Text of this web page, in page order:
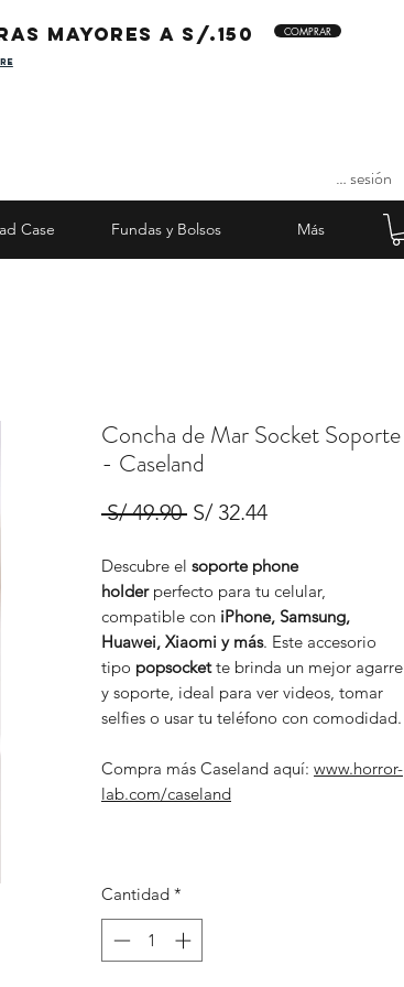
mayores a s/.150 COMPRAR
Iniciar sesión
Case Fundas y Bolsos Más
Concha de Mar Socket Soporte
- Caseland
S/ 49.90 Precio
S/ 32.44Precio
oferta
Descubre el soporte phone
holderperfecto para tu celular,
compatible con iPhone, Samsung,
Huawei, Xiaomi y más. Este accesorio
tipo popsockette brinda un mejor agarre
y soporte, ideal para ver videos, tomar
selfies o usar tu teléfono con comodidad.
Compra más Caseland aquí: www.horror-
lab.com/caseland
Cantidad *